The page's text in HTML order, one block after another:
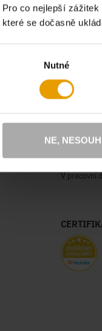
Pro co nejlepší
které se dočasně
Nutné
NE,
V pracovní